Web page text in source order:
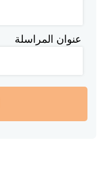
عنوان المراسلة